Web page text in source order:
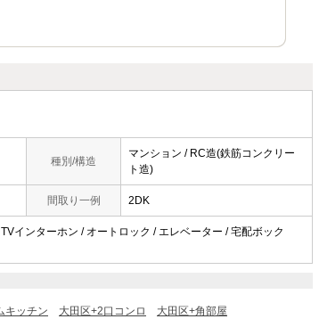
種別/構造
マンション / RC造(鉄筋コンクリー
ト造)
間取り一例 2DK
インターホン / オートロック / エレベーター / 宅配ボック
キッチン 大田区+2口コンロ 大田区+角部屋